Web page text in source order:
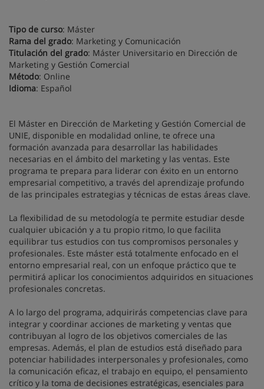
Tipo de curso: Máster
Rama del grado: Marketing y Comunicación
Titulación del grado: Máster Universitario en Dirección de
Marketing y Gestión Comercial
Método: Online
Idioma: Español
El Máster en Dirección de Marketing y Gestión Comercial de
UNIE, disponible en modalidad online, te ofrece una
formación avanzada para desarrollar las habilidades
necesarias en el ámbito del marketing y las ventas. Este
programa te prepara para liderar con éxito en un entorno
empresarial competitivo, a través del aprendizaje profundo
de las principales estrategias y técnicas de estas áreas clave.
La flexibilidad de su metodología te permite estudiar desde
cualquier ubicación y a tu propio ritmo, lo que facilita
equilibrar tus estudios con tus compromisos personales y
profesionales. Este máster está totalmente enfocado en el
entorno empresarial real, con un enfoque práctico que te
permitirá aplicar los conocimientos adquiridos en situaciones
profesionales concretas.
A lo largo del programa, adquirirás competencias clave para
integrar y coordinar acciones de marketing y ventas que
contribuyan al logro de los objetivos comerciales de las
empresas. Además, el plan de estudios está diseñado para
potenciar habilidades interpersonales y profesionales, como
la comunicación eficaz, el trabajo en equipo, el pensamiento
crítico y la toma de decisiones estratégicas, esenciales para